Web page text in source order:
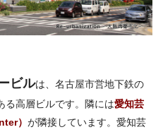
ビルは、名古屋市営地下鉄の
る高層ビルです。隣には愛知芸
） が隣接しています。愛知芸